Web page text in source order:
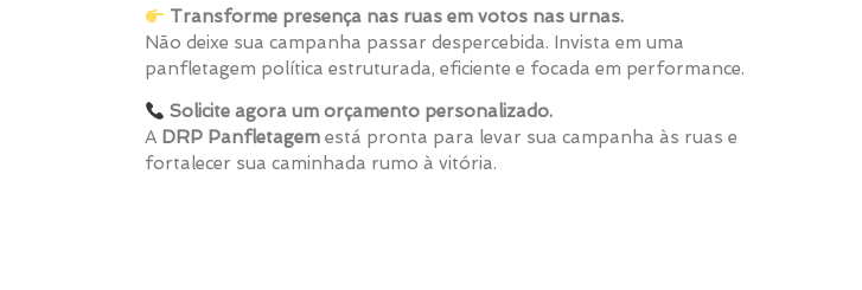
Transforme presença nas ruas em votos nas urnas.
Não deixe sua campanha passar despercebida. Invista em uma
panfletagem política estruturada, eficiente e focada em performance.
Solicite agora um orçamento personalizado.
A DRP Panfletagem está pronta para levar sua campanha às ruas e
fortalecer sua caminhada rumo à vitória.